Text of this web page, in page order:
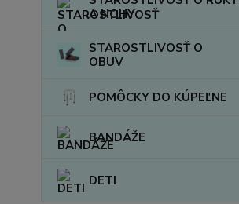
A NOHY
STAROSTLIVOSŤ O
OBUV
POMÔCKY DO KÚPEĽNE
BANDÁŽE
DETI